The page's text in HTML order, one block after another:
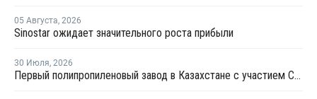
05 Августа, 2026
Sinostar ожидает значительного роста прибыли
30 Июля, 2026
Первый полипропиленовый завод в Казахстане с участием СИБУРа терпит убытки